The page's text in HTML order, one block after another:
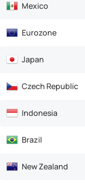
Mexico
Eurozone
Japan
Czech Republic
Indonesia
Brazil
New Zealand